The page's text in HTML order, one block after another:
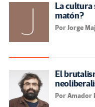
La cultura
matón?
Por Jorge
El
Por Amador